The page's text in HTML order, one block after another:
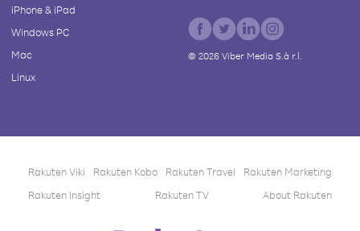
iPhone & iPad
Windows PC
Mac
Linux
© 2026Viber Media S.à r.l.
Rakuten Viki Rakuten Kobo Rakuten Travel
Rakuten Marketing
Rakuten Insight
Rakuten TV About Rakuten